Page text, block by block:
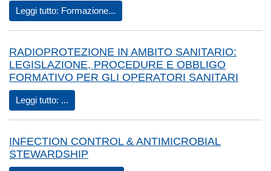
Leggi tutto: Formazione...
RADIOPROTEZIONE IN AMBITO SANITARIO:
LEGISLAZIONE, PROCEDURE E OBBLIGO
FORMATIVO PER GLI OPERATORI SANITARI
Leggi tutto: ...
INFECTION CONTROL & ANTIMICROBIAL
STEWARDSHIP